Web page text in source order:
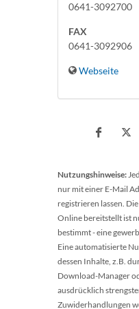
0641-3092700
FAX
0641-3092906
Webseite
Nutzungshinweise:
nur mit einer E-Mail
registrieren lassen.
Online bereitstellt ist
bestimmt - eine
Eine automatisierte
dessen Inhalte, z.B.
Download-Manager
ausdrücklich
Zuwiderhandlungen